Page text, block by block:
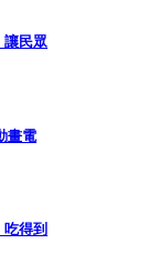
讓民眾
畫電
得到